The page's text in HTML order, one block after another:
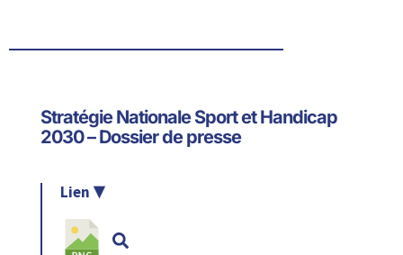
Stratégie Nationale Sport et Handicap
2030 – Dossier de presse